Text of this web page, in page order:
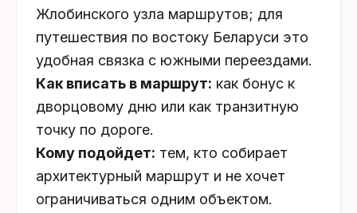
Жлобинского узла маршрутов; для
путешествия по востоку Беларуси это
удобная связка с южными переездами.
Как вписать в маршрут: как бонус к
дворцовому дню или как транзитную
точку по дороге.
Кому подойдет: тем, кто собирает
архитектурный маршрут и не хочет
ограничиваться одним объектом.